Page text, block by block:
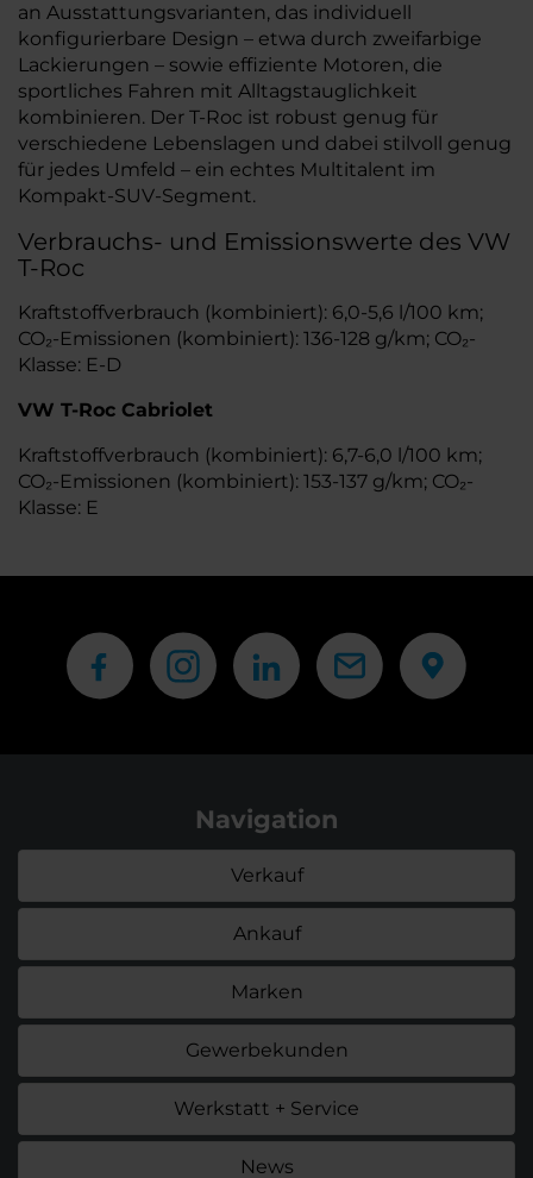
an Ausstattungsvarianten, das individuell
konfigurierbare Design – etwa durch zweifarbige
Lackierungen – sowie effiziente Motoren, die
sportliches Fahren mit Alltagstauglichkeit
kombinieren. Der T-Roc ist robust genug für
verschiedene Lebenslagen und dabei stilvoll genug
für jedes Umfeld – ein echtes Multitalent im
Kompakt-SUV-Segment.
Verbrauchs- und Emissionswerte des VW
T-Roc
Kraftstoffverbrauch (kombiniert): 6,0-5,6 l/100 km;
CO₂-Emissionen (kombiniert): 136-128 g/km; CO₂-
Klasse: E-D
VW T-Roc Cabriolet
Kraftstoffverbrauch (kombiniert): 6,7-6,0 l/100 km;
CO₂-Emissionen (kombiniert): 153-137 g/km; CO₂-
Klasse: E
Navigation
Verkauf
Ankauf
Marken
Gewerbekunden
Werkstatt + Service
News